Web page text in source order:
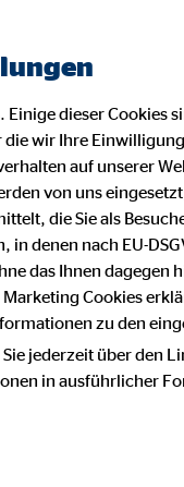
OVB
Einige dieser
wir Ihre
auf unserer
von uns
die Sie als
denen nach EU-
das Ihnen
Cookies
zu den
jederzeit über den
in ausführlicher